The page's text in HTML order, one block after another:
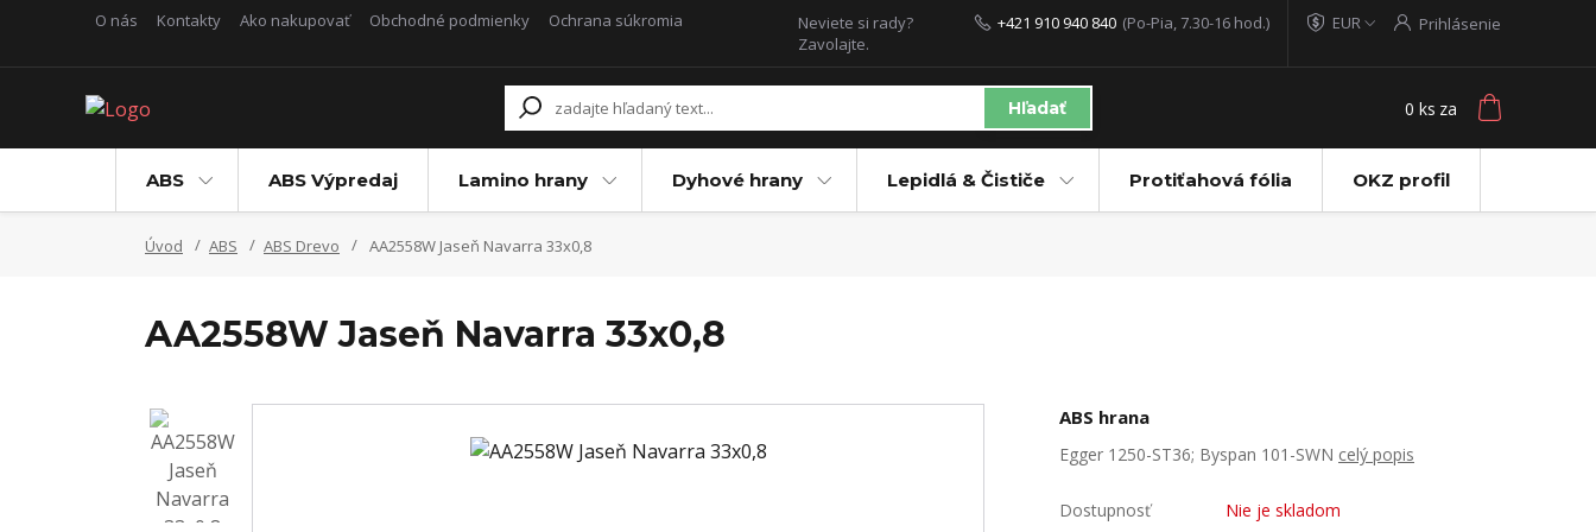
O nás Kontakty Ako nakupovať Obchodné podmienky Ochrana súkromia EUR Prihlásenie
Hľadať
Neviete si rady?
Zavolajte.
+421 910 940 840 (Po-Pia, 7.30-16 hod.)
0 ks za
ABS ABS Výpredaj Lamino hrany Dyhové hrany Lepidlá & Čističe Protiťahová fólia OKZ profil
Úvod ABS ABS Drevo AA2558W Jaseň Navarra 33x0,8
AA2558W Jaseň Navarra 33x0,8
ABS hrana
Egger 1250-ST36; Byspan 101-SWN celý popis
Dostupnosť Nie je skladom